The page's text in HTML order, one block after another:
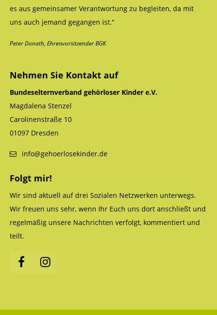
es aus gemeinsamer Verantwortung zu begleiten, da mit
uns auch jemand gegangen ist.“
Peter Donath, Ehrenvorsitzender BGK
Nehmen Sie Kontakt auf
Bundeselternverband gehörloser Kinder e.V.
Magdalena Stenzel
Carolinenstraße 10
01097 Dresden
info@gehoerlosekinder.de
Folgt mir!
Wir sind aktuell auf drei Sozialen Netzwerken unterwegs.
Wir freuen uns sehr, wenn Ihr Euch uns dort anschließt und
regelmäßig unsere Nachrichten verfolgt, kommentiert und
teilt.